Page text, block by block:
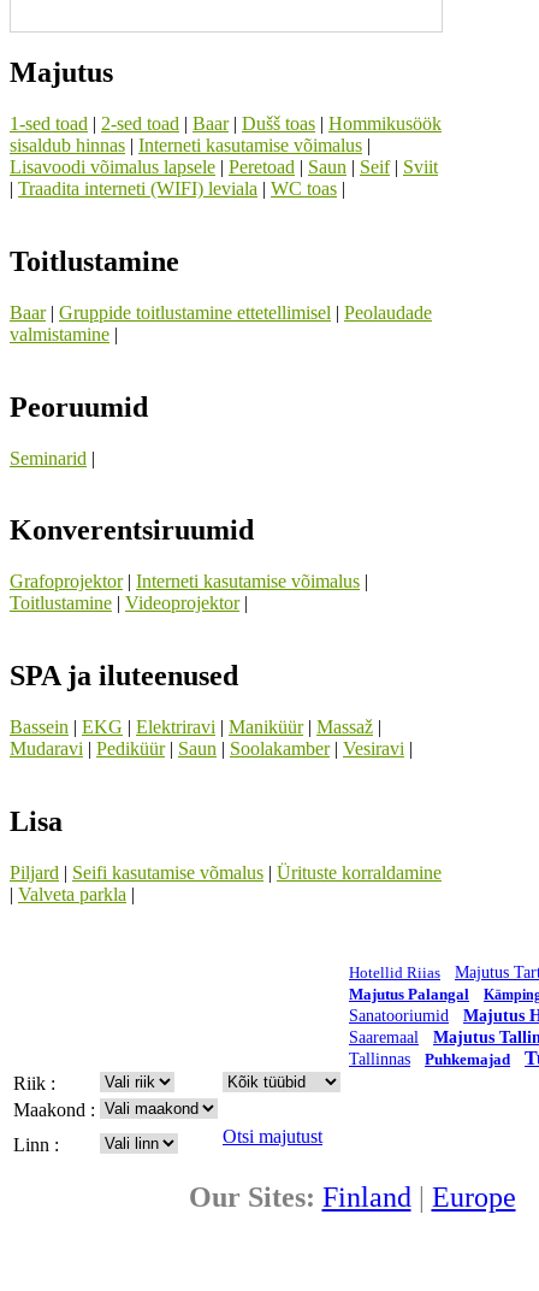
Majutus
1-sed toad | 2-sed toad | Baar| Dušš toas | Hommikusöök
sisaldub hinnas | Interneti kasutamise võimalus |
Lisavoodi võimalus lapsele | Peretoad | Saun | Seif| Sviit
| Traadita interneti (WIFI) leviala | WC toas |
Toitlustamine
Baar| Gruppide toitlustamine ettetellimisel | Peolaudade
valmistamine |
Peoruumid
Seminarid |
Konverentsiruumid
Grafoprojektor| Interneti kasutamise võimalus |
Toitlustamine | Videoprojektor|
SPA ja iluteenused
Bassein | EKG | Elektriravi | Maniküür| Massaž |
Mudaravi | Pediküür| Saun | Soolakamber| Vesiravi |
Lisa
Piljard | Seifi kasutamise võmalus | Ürituste korraldamine
| Valveta parkla |
Hotellid Riias
Majutus
Majutus Palangal
Sanatooriumid
Majutus
Saaremaal
Majutus
Tallinnas
Puhkemajad
Riik :
Maakond :
Linn :
Otsi majutust
Our Sites: Finland | Europe